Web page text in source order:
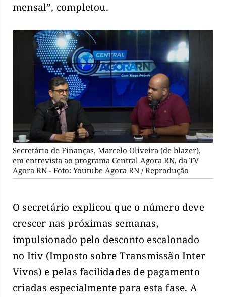
mensal”, completou.
Secretário de Finanças, Marcelo Oliveira (de blazer),
em entrevista ao programa Central Agora RN, da TV
Agora RN - Foto: Youtube Agora RN / Reprodução
O secretário explicou que o número deve
crescer nas próximas semanas,
impulsionado pelo desconto escalonado
no Itiv (Imposto sobre Transmissão Inter
Vivos) e pelas facilidades de pagamento
criadas especialmente para esta fase. A